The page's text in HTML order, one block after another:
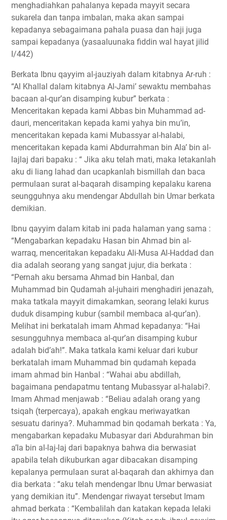
menghadiahkan pahalanya kepada mayyit secara
sukarela dan tanpa imbalan, maka akan sampai
kepadanya sebagaimana pahala puasa dan haji juga
sampai kepadanya (yasaaluunaka fiddin wal hayat jilid
I/442)
Berkata Ibnu qayyim al-jauziyah dalam kitabnya Ar-ruh :
“Al Khallal dalam kitabnya Al-Jami’ sewaktu membahas
bacaan al-qur’an disamping kubur” berkata :
Menceritakan kepada kami Abbas bin Muhammad ad-
dauri, menceritakan kepada kami yahya bin mu’in,
menceritakan kepada kami Mubassyar al-halabi,
menceritakan kepada kami Abdurrahman bin Ala’ bin al-
lajlaj dari bapaku : “ Jika aku telah mati, maka letakanlah
aku di liang lahad dan ucapkanlah bismillah dan baca
permulaan surat al-baqarah disamping kepalaku karena
seungguhnya aku mendengar Abdullah bin Umar berkata
demikian.
Ibnu qayyim dalam kitab ini pada halaman yang sama :
“Mengabarkan kepadaku Hasan bin Ahmad bin al-
warraq, menceritakan kepadaku Ali-Musa Al-Haddad dan
dia adalah seorang yang sangat jujur, dia berkata :
“Pernah aku bersama Ahmad bin Hanbal, dan
Muhammad bin Qudamah al-juhairi menghadiri jenazah,
maka tatkala mayyit dimakamkan, seorang lelaki kurus
duduk disamping kubur (sambil membaca al-qur’an).
Melihat ini berkatalah imam Ahmad kepadanya: “Hai
sesungguhnya membaca al-qur’an disamping kubur
adalah bid’ah!”. Maka tatkala kami keluar dari kubur
berkatalah imam Muhammad bin qudamah kepada
imam ahmad bin Hanbal : “Wahai abu abdillah,
bagaimana pendapatmu tentang Mubassyar al-halabi?.
Imam Ahmad menjawab : “Beliau adalah orang yang
tsiqah (terpercaya), apakah engkau meriwayatkan
sesuatu darinya?. Muhammad bin qodamah berkata : Ya,
mengabarkan kepadaku Mubasyar dari Abdurahman bin
a’la bin al-laj-laj dari bapaknya bahwa dia berwasiat
apabila telah dikuburkan agar dibacakan disamping
kepalanya permulaan surat al-baqarah dan akhirnya dan
dia berkata : “aku telah mendengar Ibnu Umar berwasiat
yang demikian itu”. Mendengar riwayat tersebut Imam
ahmad berkata : “Kembalilah dan katakan kepada lelaki